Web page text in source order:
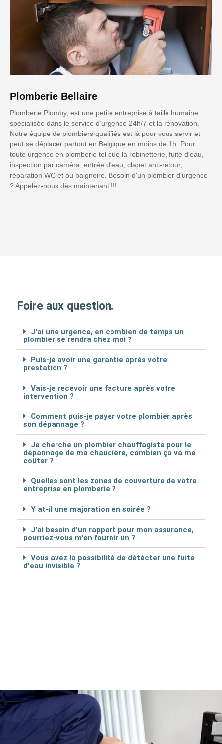
Plomberie Bellaire
Plomberie Plomby, est une petite entreprise à taille humaine
spécialisée dans le service d’urgence 24h/7 et la rénovation.
Notre équipe de plombiers qualifiés est là pour vous servir et
peut se déplacer partout en Belgique en moins de 1h. Pour
toute urgence en plomberie tel que la robinetterie, fuite d'eau,
inspection par caméra, entrée d'eau, clapet anti-retour,
réparation WC et ou baignoire. Besoin d'un plombier d'urgence
? Appelez-nous dès maintenant !!!
Foire aux question.
J'ai une urgence, en combien de temps un
plombier se rendra chez moi ?
Puis-je avoir une garantie après votre
prestation ?
Vais-je recevoir une facture après votre
intervention ?
Comment puis-je payer votre plombier après
son dépannage ?
Je cherche un plombier chauffagiste pour le
dépannage de ma chaudière, combien ça va me
coûter ?
Quelles sont les zones de couverture de votre
entreprise en plomberie ?
Y at-il une majoration en soirée ?
J'ai besoin d'un rapport pour mon assurance,
pourriez-vous m'en fournir un ?
Vous avez la possibilité de détécter une fuite
d'eau invisible ?